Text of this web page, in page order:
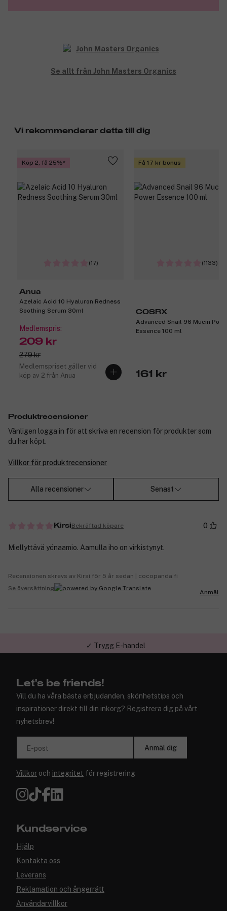
Produktnummer:3194491
Se allt från John Masters Organics
Vi rekommenderar detta till dig
Köp 2, få 25%
(17)
Anua
Azelaic Acid 10 Hyaluron Redness
Soothing Serum 30ml
Medlemspris:
209 kr
279 kr
Medlemspriset gäller vid
köp av 2 från Anua
Få 17 kr bonus
(1133)
COSRX
Advanced Snail 96 Mucin
Essence 100 ml
161 kr
Produktrecensioner
Vänligen logga in för att skriva en recension för produkter som
du har köpt.
Villkor för produktrecensioner
Alla recensioner Senast
KirsiBekräftad köpare 0
Miellyttävä yönaamio. Aamulla iho on virkistynyt.
Recensionen skrevs av Kirsi för 5 år sedan | cocopanda.fi
Se översättning
Anmäl
✓ Trygg E-handel
Let's be friends!
Vill du ha våra bästa erbjudanden, skönhetstips och
inspirationer direkt till din inkorg? Registrera dig på vårt
nyhetsbrev!
E-post Anmäl dig
Villkor och integritet för registrering
Kundservice
Hjälp
Kontakta oss
Leverans
Reklamation och ångerrätt
Användarvillkor